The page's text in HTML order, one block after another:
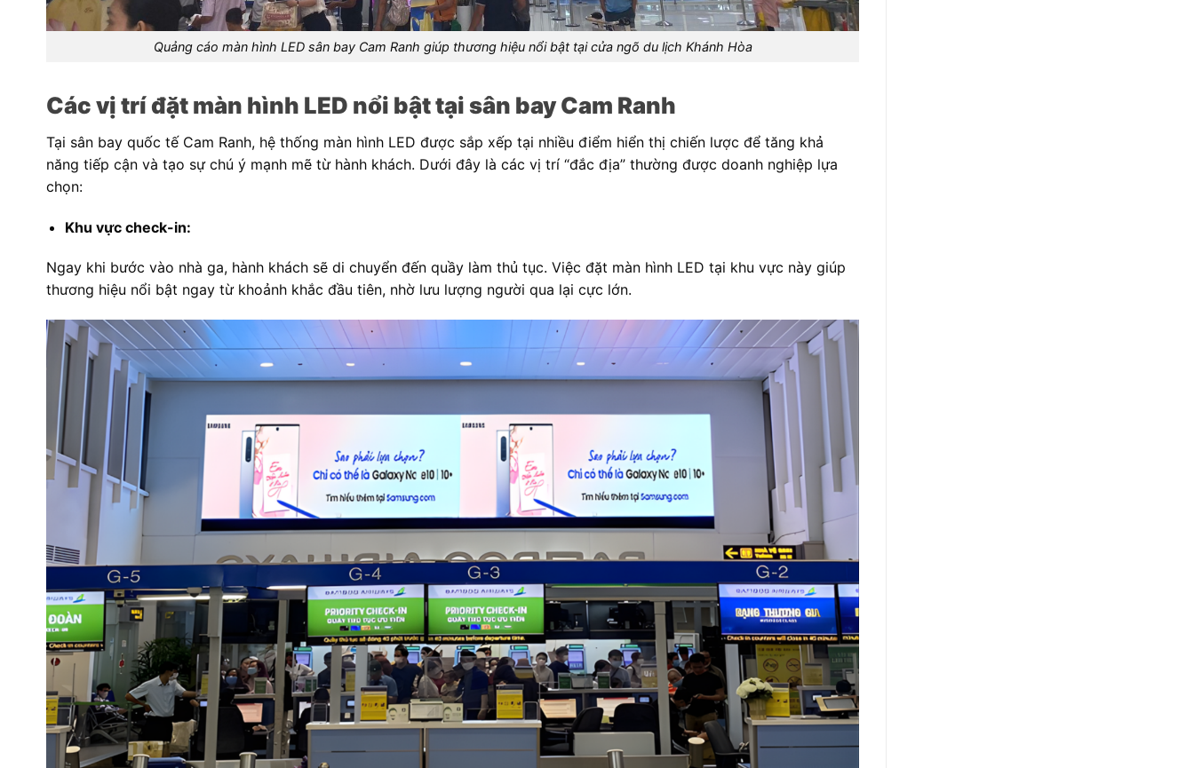
Quảng cáo màn hình LED sân bay Cam Ranh giúp thương hiệu nổi bật tại cửa ngõ du lịch Khánh Hòa
Các vị trí đặt màn hình LED nổi bật tại sân bay Cam Ranh
Tại sân bay quốc tế Cam Ranh, hệ thống màn hình LED được sắp xếp tại nhiều điểm hiển thị chiến lược để tăng khả
năng tiếp cận và tạo sự chú ý mạnh mẽ từ hành khách. Dưới đây là các vị trí “đắc địa” thường được doanh nghiệp lựa
chọn:
Khu vực check-in:
Ngay khi bước vào nhà ga, hành khách sẽ di chuyển đến quầy làm thủ tục. Việc đặt màn hình LED tại khu vực này giúp
thương hiệu nổi bật ngay từ khoảnh khắc đầu tiên, nhờ lưu lượng người qua lại cực lớn.